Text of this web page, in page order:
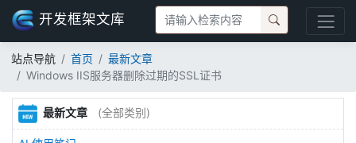
开发框架文库
站点导航 首页
最新文章
Windows IIS服务器删除过期的SSL证书
最新文章 (全部类别)